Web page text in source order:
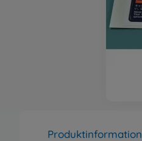
Produktinformation